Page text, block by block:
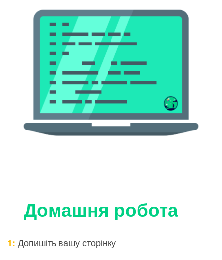
Домашня робота
1: Допишіть вашу сторінку